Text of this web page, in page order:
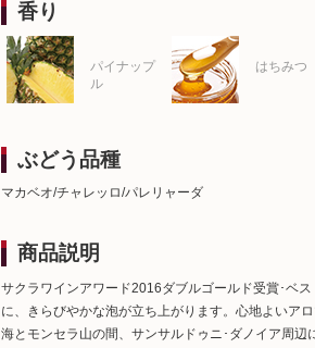
香り
パイナップ
ル
はちみつ
ぶどう品種
マカベオ/チャレッロ/パレリャーダ
商品説明
サクラワインアワード2016ダブルゴールド受賞･ベ
に、きらびやかな泡が立ち上がります。心地よいア
海とモンセラ山の間、サンサルドゥニ･ダノイア周